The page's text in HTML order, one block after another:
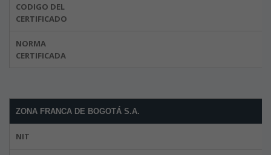
CODIGO DEL
CERTIFICADO
NORMA
CERTIFICADA
ZONA FRANCA DE BOGOTÁ S.A.
NIT